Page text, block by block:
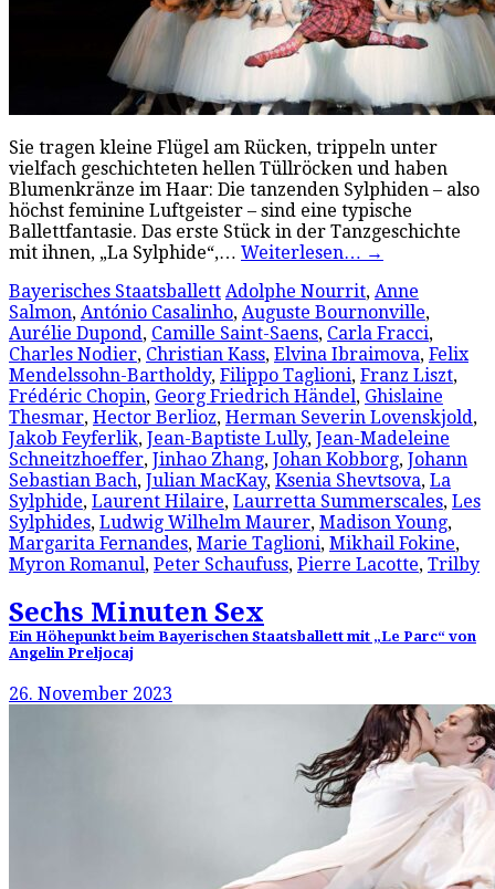
Sie tragen kleine Flügel am Rücken, trippeln unter
vielfach geschichteten hellen Tüllröcken und haben
Blumenkränze im Haar: Die tanzenden Sylphiden – also
höchst feminine Luftgeister – sind eine typische
Ballettfantasie. Das erste Stück in der Tanzgeschichte
mit ihnen, „La Sylphide“,… Weiterlesen… →
Bayerisches Staatsballett Adolphe Nourrit, Anne
Salmon, António Casalinho, Auguste Bournonville,
Aurélie Dupond, Camille Saint-Saens, Carla Fracci,
Charles Nodier, Christian Kass, Elvina Ibraimova, Felix
Mendelssohn-Bartholdy, Filippo Taglioni, Franz Liszt,
Frédéric Chopin, Georg Friedrich Händel, Ghislaine
Thesmar, Hector Berlioz, Herman Severin Lovenskjold,
Jakob Feyferlik, Jean-Baptiste Lully, Jean-Madeleine
Schneitzhoeffer, Jinhao Zhang, Johan Kobborg, Johann
Sebastian Bach, Julian MacKay, Ksenia Shevtsova, La
Sylphide, Laurent Hilaire, Laurretta Summerscales, Les
Sylphides, Ludwig Wilhelm Maurer, Madison Young,
Margarita Fernandes, Marie Taglioni, Mikhail Fokine,
Myron Romanul, Peter Schaufuss, Pierre Lacotte, Trilby
Sechs Minuten Sex
Ein Höhepunkt beim Bayerischen Staatsballett mit „Le Parc“ von
Angelin Preljocaj
26. November 2023